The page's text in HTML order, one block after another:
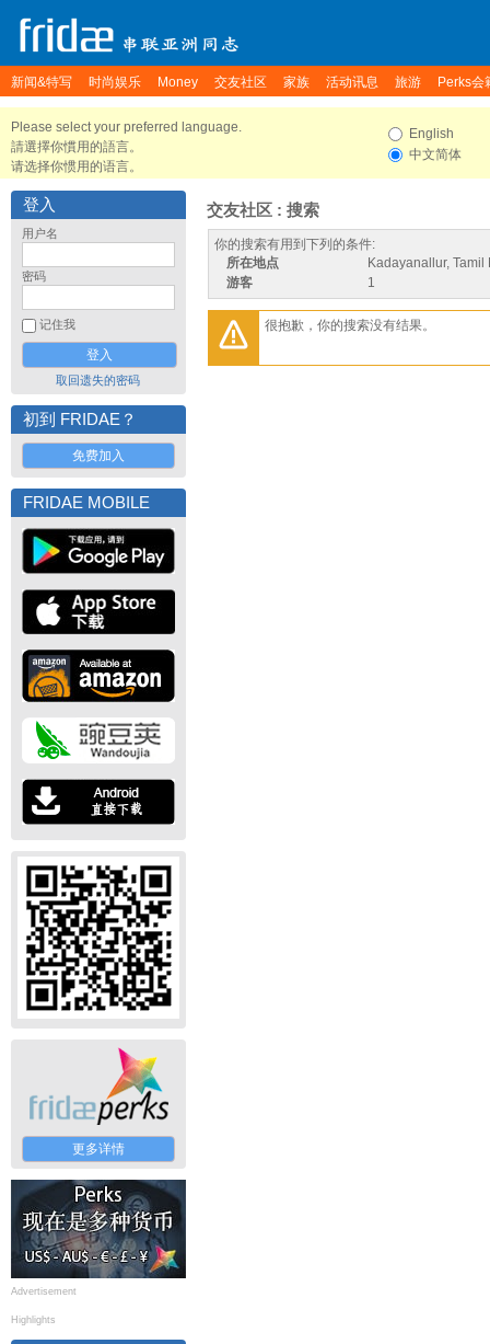
新闻&特写 时尚娱乐 Money 交友社区 家族 活动讯息 旅游 Perks会
Please select your preferred language.
請選擇你慣用的語言。
请选择你惯用的语言。
English
中文简体
登入
用户名
密码
记住我
取回遗失的密码
初到 FRIDAE？
免费加入
FRIDAE MOBILE
更多详情
Advertisement
Highlights
交友社区 : 搜索
你的搜索有用到下列的条件:
所在地点
Kadayanallur, Tamil
游客
1
很抱歉，你的搜索没有结果。